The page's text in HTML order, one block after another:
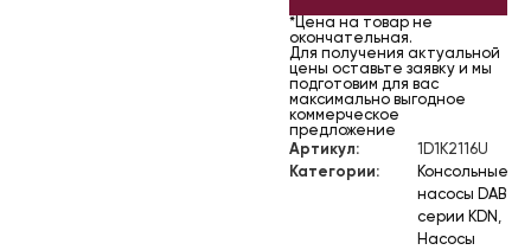
*Цена на товар не
окончательная.
Для получения актуальной
цены оставьте заявку и мы
подготовим для вас
максимально выгодное
коммерческое
предложение
Артикул:
1D1K2116U
Категории:
Консольные
насосы DAB
серии KDN ,
Насосы